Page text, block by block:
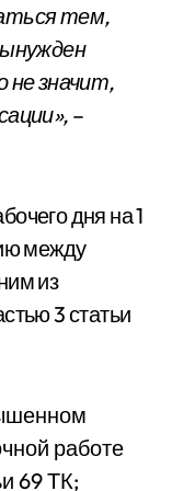
тем,
не значит,
–
дня на 1
между
из
3 статьи
работе
69 ТК;